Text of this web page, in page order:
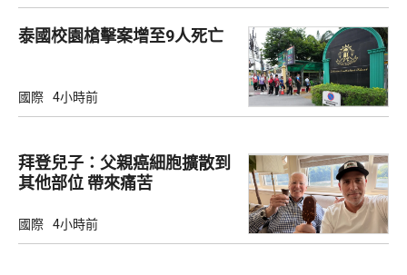
泰國校園槍擊案增至9人死亡
國際 4小時前
拜登兒子：父親癌細胞擴散到
其他部位 帶來痛苦
國際 4小時前